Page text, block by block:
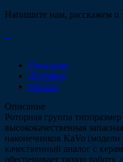
Напишите нам, расскажем о
Описание
Доставка
Оплата
Описание
Роторная группа
высококачественная
наконечников KaVo
качественный аналог с
обеспечивает тихую